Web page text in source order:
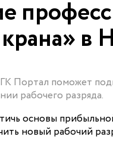
в
Портал поможет
рабочего разряда.
основы
новый рабочий